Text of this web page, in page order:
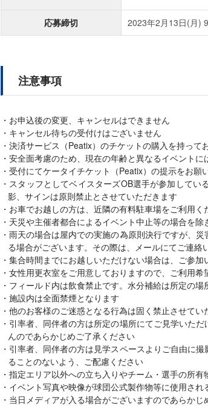
応募締切 2023年2月13日(月)
注意事項
お申込後の変更、キャンセルはできません
キャンセル待ちの受付けはございません
決済サービス（Peatix）のチケットの購入を持って
安全面考慮のため、現在の年齢と異なるイベントに
受付にてケータイチケット（Peatix）の提示をお願
スタッフとしてベイスターズOB選手が参加して
影、サインは原則禁止とさせていただきます
お車でお越しの方は、近隣の有料駐車場をご利用
天災や主催者都合によるイベント中止等の場合を
雨天の場合は屋内での実施の為原則決行ですが、
る場合がございます。その際は、メールにてご連絡
集合時間までにお越しいただけない場合は、ご参
女性用更衣室をご用意しておりますので、ご利用
フィールド内は飲食禁止です。水分補給は所定の場
施設内は全面禁煙となります
他のお客様のご迷惑となる行為は固く禁止させて
引率者、同伴者の方は所定の場所にてご見学いた
んのであらかじめご了承ください
引率者、同伴者の方は見学スペースよりご自由に
ることのないよう、ご配慮ください
指定エリア以外への立ち入りやチーム・選手の所
イベント写真や映像が球団公式製作物等に使用され
当日メディアが入る場合がございますのであらかじ